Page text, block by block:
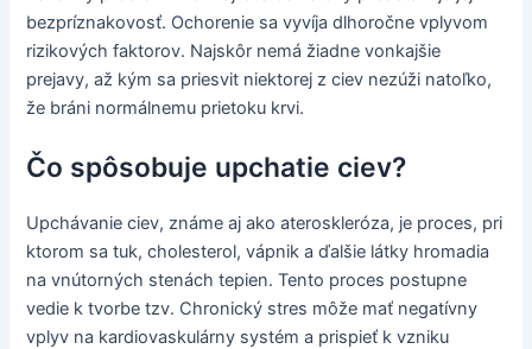
bezpríznakovosť. Ochorenie sa vyvíja dlhoročne vplyvom
rizikových faktorov. Najskôr nemá žiadne vonkajšie
prejavy, až kým sa priesvit niektorej z ciev nezúži natoľko,
že bráni normálnemu prietoku krvi.
Čo spôsobuje upchatie ciev?
Upchávanie ciev, známe aj ako ateroskleróza, je proces, pri
ktorom sa tuk, cholesterol, vápnik a ďalšie látky hromadia
na vnútorných stenách tepien. Tento proces postupne
vedie k tvorbe tzv. Chronický stres môže mať negatívny
vplyv na kardiovaskulárny systém a prispieť k vzniku